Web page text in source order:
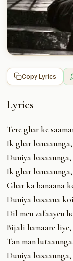
Copy Lyrics
Lyrics
Tere ghar ke
Ik ghar
Duniya basaaunga,
Ik ghar
Ghar ka banaana
Duniya basaana
Dil men vafaayen
Bijali hamaare
Tan man
Duniya basaaunga,